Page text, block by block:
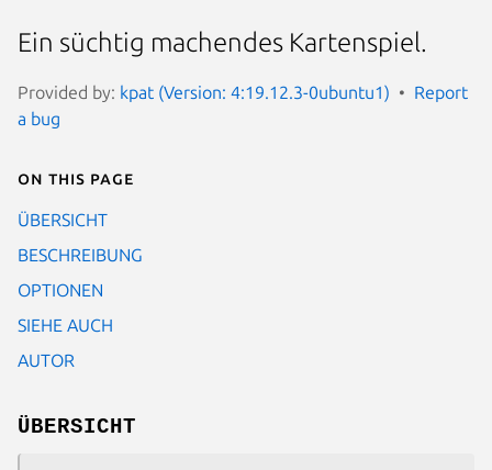
Ein süchtig machendes Kartenspiel.
Provided by: kpat (Version: 4:19.12.3-0ubuntu1)
Report
a bug
On this page
ÜBERSICHT
BESCHREIBUNG
OPTIONEN
SIEHE AUCH
AUTOR
ÜBERSICHT